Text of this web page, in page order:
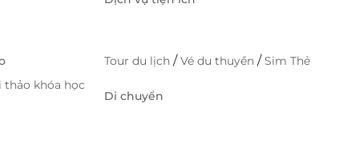
thảo khóa học
Tour du lịch /Vé du thuyền /Sim Thẻ
Di chuyển